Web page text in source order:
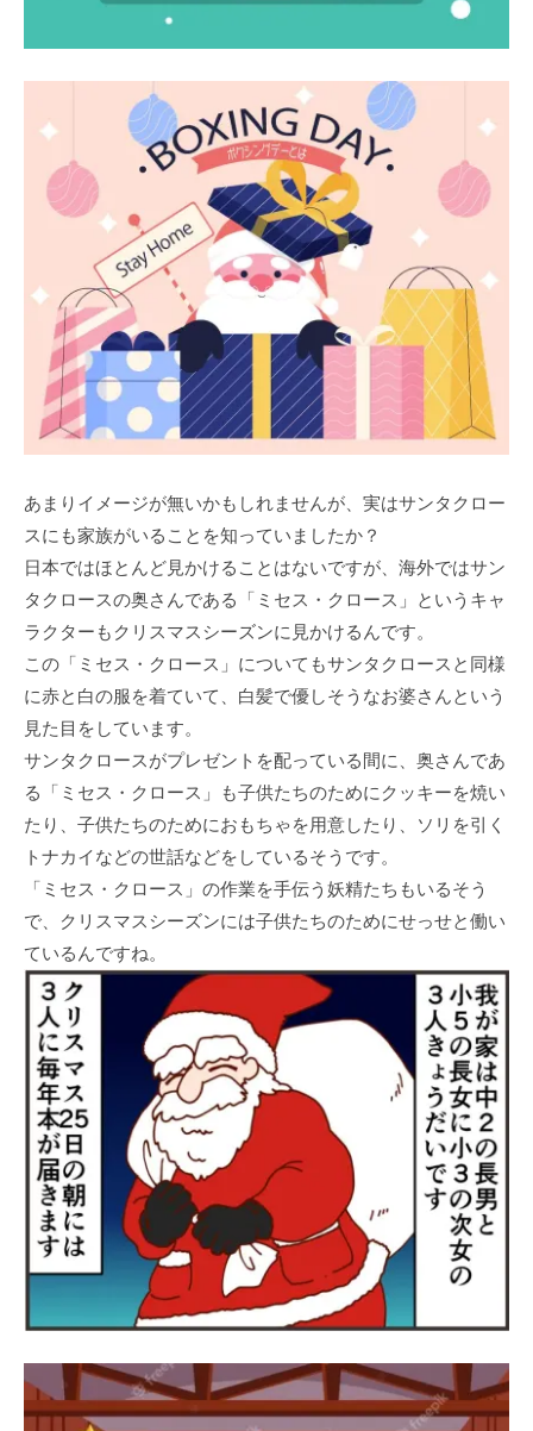
あまりイメージが無いかもしれませんが、実はサンタクロー
スにも家族がいることを知っていましたか？
日本ではほとんど見かけることはないですが、海外ではサン
タクロースの奥さんである「ミセス・クロース」というキャ
ラクターもクリスマスシーズンに見かけるんです。
この「ミセス・クロース」についてもサンタクロースと同様
に赤と白の服を着ていて、白髪で優しそうなお婆さんという
見た目をしています。
サンタクロースがプレゼントを配っている間に、奥さんであ
る「ミセス・クロース」も子供たちのためにクッキーを焼い
たり、子供たちのためにおもちゃを用意したり、ソリを引く
トナカイなどの世話などをしているそうです。
「ミセス・クロース」の作業を手伝う妖精たちもいるそう
で、クリスマスシーズンには子供たちのためにせっせと働い
ているんですね。